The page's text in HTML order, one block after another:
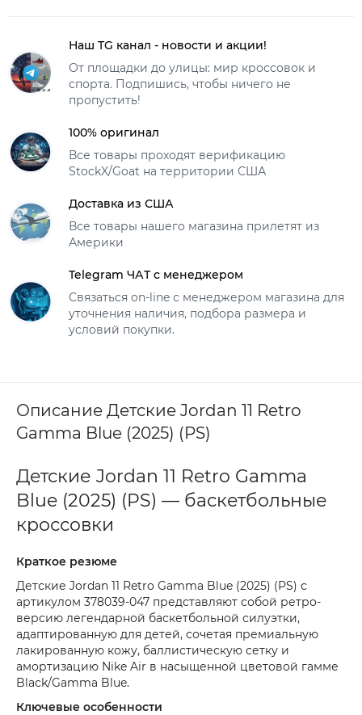
Наш TG канал - новости и акции!
От площадки до улицы: мир кроссовок и
спорта. Подпишись, чтобы ничего не
пропустить!
100% оригинал
Все товары проходят верификацию
StockX/Goat на территории США
Доставка из США
Все товары нашего магазина прилетят из
Америки
Telegram ЧАТ с менеджером
Связаться on-line с менеджером магазина для
уточнения наличия, подбора размера и
условий покупки.
Описание Детские Jordan 11 Retro
Gamma Blue (2025) (PS)
Детские Jordan 11 Retro Gamma
Blue (2025) (PS) — баскетбольные
кроссовки
Краткое резюме
Детские Jordan 11 Retro Gamma Blue (2025) (PS) с
артикулом 378039-047 представляют собой ретро-
версию легендарной баскетбольной силуэтки,
адаптированную для детей, сочетая премиальную
лакированную кожу, баллистическую сетку и
амортизацию Nike Air в насыщенной цветовой гамме
Black/Gamma Blue.
Ключевые особенности